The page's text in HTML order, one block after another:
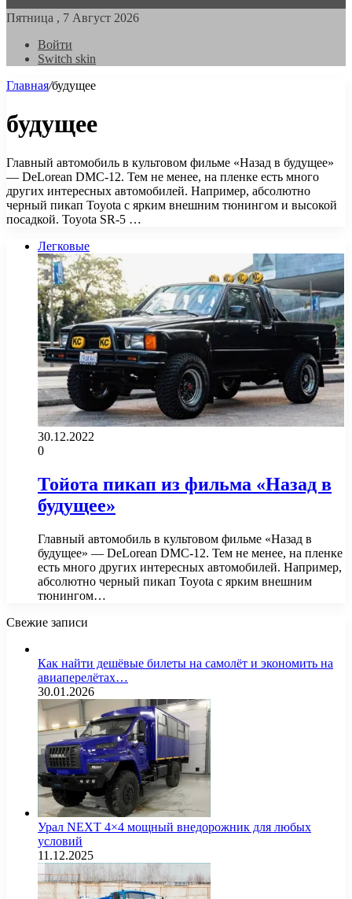
Пятница , 7 Август 2026
Войти
Switch skin
Главная/будущее
будущее
Главный автомобиль в культовом фильме «Назад в будущее»
— DeLorean DMC-12. Тем не менее, на пленке есть много
других интересных автомобилей. Например, абсолютно
черный пикап Toyota с ярким внешним тюнингом и высокой
посадкой. Toyota SR-5 …
Легковые
30.12.2022
0
Тойота пикап из фильма «Назад в
будущее»
Главный автомобиль в культовом фильме «Назад в
будущее» — DeLorean DMC-12. Тем не менее, на пленке
есть много других интересных автомобилей. Например,
абсолютно черный пикап Toyota с ярким внешним
тюнингом…
Свежие записи
Как найти дешёвые билеты на самолёт и экономить на
авиаперелётах…
30.01.2026
Урал NEXT 4×4 мощный внедорожник для любых
условий
11.12.2025